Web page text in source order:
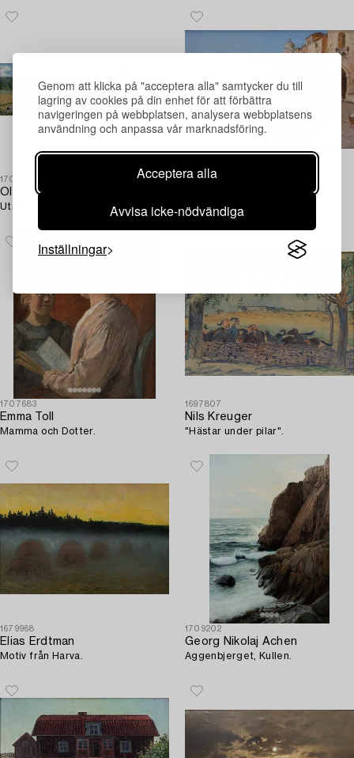
Genom att klicka på "acceptera alla" samtycker du till
lagring av cookies på din enhet för att förbättra
navigeringen på webbplatsen, analysera webbplatsens
användning och anpassa vår marknadsföring.
Acceptera alla
Avvisa icke-nödvändiga
Inställningar
1708893
Olof Thunman
Utsikt.
1698363
Folkliv i Venedig.
1707683
Emma Toll
Mamma och Dotter.
1697807
Nils Kreuger
"Hästar under pilar".
1679968
Elias Erdtman
Motiv från Harva.
1709202
Georg Nikolaj Achen
Aggenbjerget, Kullen.